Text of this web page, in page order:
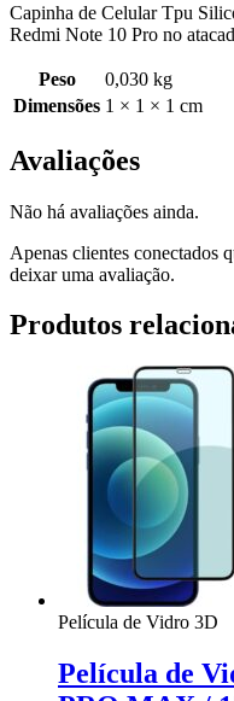
Capinha de Celular Tpu
Redmi Note 10 Pro no
Peso
0,030 kg
Dimensões 1 × 1 × 1 cm
Avaliações
Não há avaliações ainda.
Apenas clientes conectados
deixar uma avaliação.
Produtos
Película de Vidro 3D
Película de